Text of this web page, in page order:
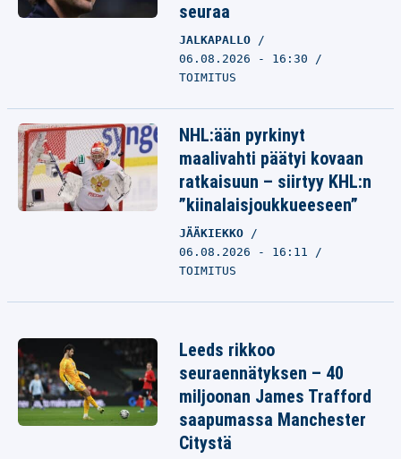
seuraa
JALKAPALLO
06.08.2026 - 16:30
TOIMITUS
NHL:ään pyrkinyt
maalivahti päätyi kovaan
ratkaisuun – siirtyy KHL:n
”kiinalaisjoukkueeseen”
JÄÄKIEKKO
06.08.2026 - 16:11
TOIMITUS
Leeds rikkoo
seuraennätyksen – 40
miljoonan James Trafford
saapumassa Manchester
Citystä